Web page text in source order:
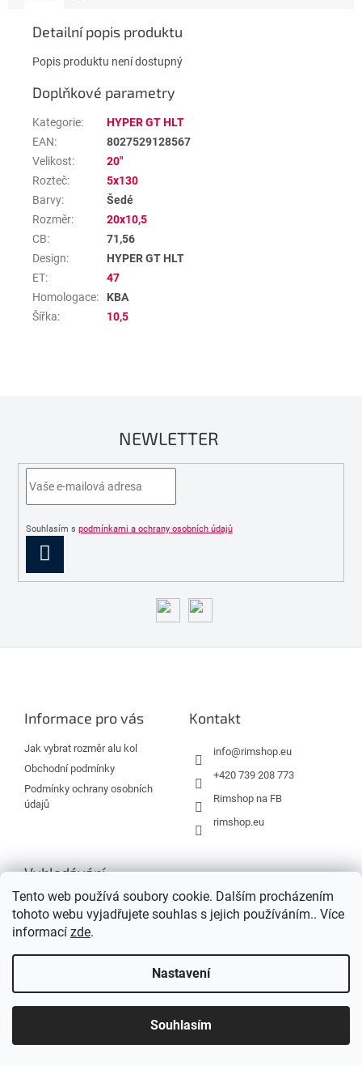
Tento web používá soubory cookie. Dalším procházením
tohoto webu vyjadřujete souhlas s jejich používáním.. Více
informací zde.
Nastavení
Souhlasím
Detailní popis produktu
Popis produktu není dostupný
Doplňkové parametry
Kategorie:
HYPER GT HLT
EAN:
8027529128567
Velikost:
20"
Rozteč:
5x130
Barvy:
Šedé
Rozměr:
20x10,5
CB:
71,56
Design:
HYPER GT HLT
ET:
47
Homologace:
KBA
Šířka: 10,5
NEWLETTER
Souhlasím s podmínkami a ochrany osobních údajů
SE
Informace pro vás
Jak vybrat rozměr alu kol
Obchodní podmínky
Podmínky ochrany osobních
údajů
Kontakt
info@rimshop.eu
+420 739 208 773
Rimshop na FB
rimshop.eu
Vyhledávání
HLEDAT
Vytvořil Shoptet